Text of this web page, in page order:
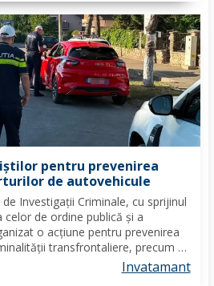
pentru prevenirea
de autovehicule
Investigații Criminale, cu sprijinul
de ordine publică și a
o acțiune pentru prevenirea
transfrontaliere, precum și
traficului și furturilor deInvatamant